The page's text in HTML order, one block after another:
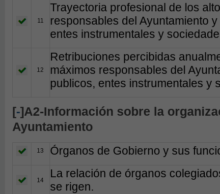
11
Trayectoria profesional de los
responsables del Ayuntamiento
entes instrumentales y
12
Retribuciones percibidas
máximos responsables del
publicos, entes instrumentales y
[-]A2-Información sobre la
Ayuntamiento
13 Órganos de Gobierno y sus
14
La relación de órganos
se rigen.